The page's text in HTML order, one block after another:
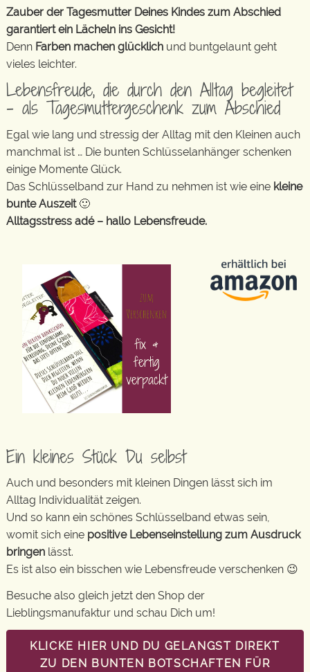
Zauber der Tagesmutter Deines Kindes zum Abschied
garantiert ein Lächeln ins Gesicht!
Denn Farben machen glücklich und buntgelaunt geht
vieles leichter.
Lebensfreude, die durch den Alltag begleitet
– als Tagesmuttergeschenk zum Abschied
Egal wie lang und stressig der Alltag mit den Kleinen auch
manchmal ist … Die bunten Schlüsselanhänger schenken
einige Momente Glück.
Das Schlüsselband zur Hand zu nehmen ist wie eine kleine
bunte Auszeit🙂
Alltagsstress adé – hallo Lebensfreude.
Ein kleines Stück Du selbst
Auch und besonders mit kleinen Dingen lässt sich im
Alltag Individualität zeigen.
Und so kann ein schönes Schlüsselband etwas sein,
womit sich eine positive Lebenseinstellung zum Ausdruck
bringen lässt.
Es ist also ein bisschen wie Lebensfreude verschenken 😉
Besuche also gleich jetzt den Shop der
Lieblingsmanufaktur und schau Dich um!
KLICKE HIER UND DU GELANGST DIREKT
ZU DEN BUNTEN BOTSCHAFTEN FÜR